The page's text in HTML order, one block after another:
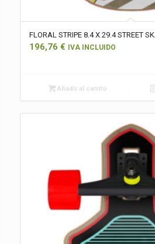
FLORAL STRIPE 8.4 X 29.4 STREET
196,76 € IVA INCLUIDO
Añadir al carrito